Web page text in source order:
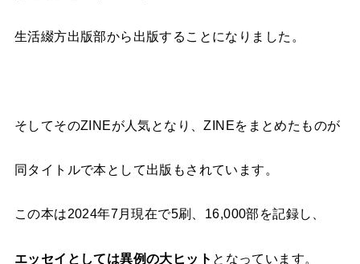
生活綴方出版部から出版することになりました。
そしてそのZINEが人気となり、ZINEをまとめたものが
同タイトルで本として出版もされています。
この本は2024年7月現在で5刷、16,000部を記録し、
エッセイとしては異例の大ヒット となっています。